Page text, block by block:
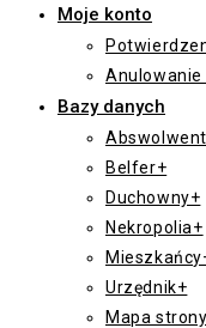
Moje konto
Anulowanie
Bazy danych
Belfer+
Duchowny+
Nekropolia+
Urzędnik+
Mapa strony